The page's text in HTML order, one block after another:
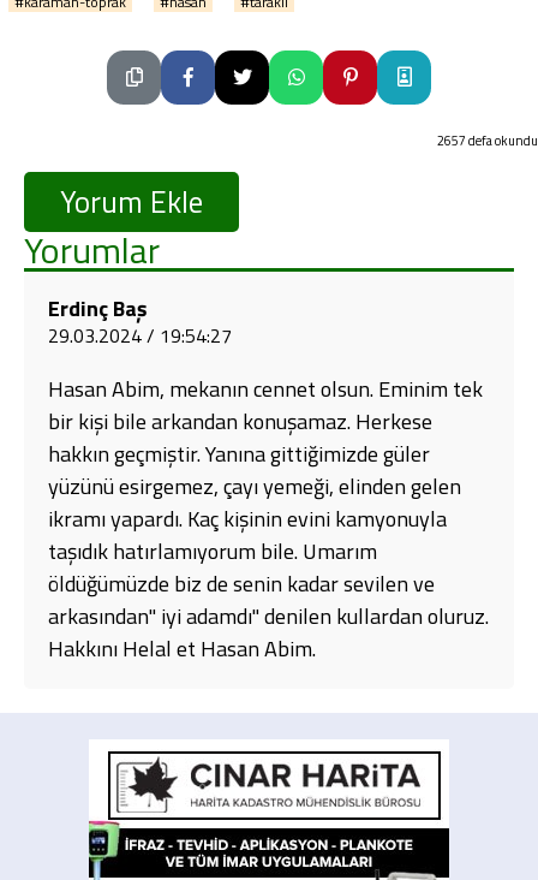
2657 defa okundu
Yorum Ekle
Yorumlar
Erdinç Baş
29.03.2024 / 19:54:27
Hasan Abim, mekanın cennet olsun. Eminim tek
bir kişi bile arkandan konuşamaz. Herkese
hakkın geçmiştir. Yanına gittiğimizde güler
yüzünü esirgemez, çayı yemeği, elinden gelen
ikramı yapardı. Kaç kişinin evini kamyonuyla
taşıdık hatırlamıyorum bile. Umarım
öldüğümüzde biz de senin kadar sevilen ve
arkasından" iyi adamdı" denilen kullardan oluruz.
Hakkını Helal et Hasan Abim.